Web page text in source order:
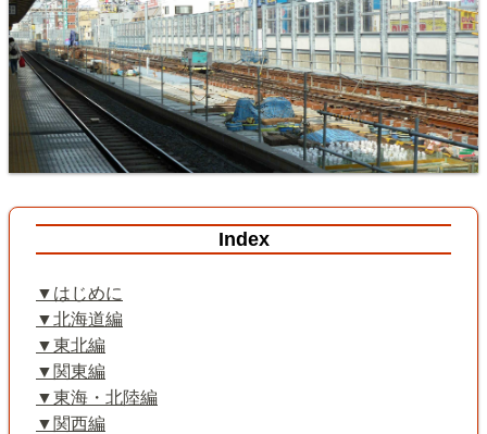
Index
はじめに
北海道編
東北編
関東編
東海・北陸編
関西編